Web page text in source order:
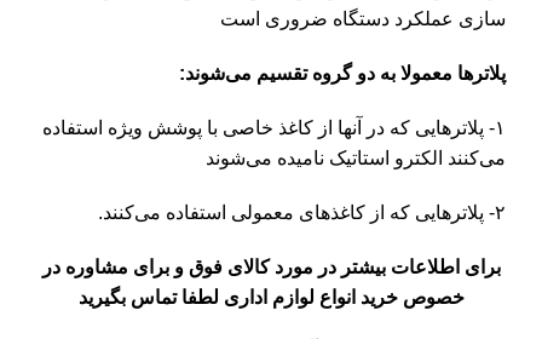
سازی عملکرد دستگاه ضروری است
پلاترها معمولا به دو گروه تقسیم می‌شوند:
۱- پلاترهایی که در آنها از کاغذ خاصی با پوشش ویژه استفاده
می‌کنند الکترو استاتیک نامیده می‌شوند
۲- پلاترهایی که از کاغذهای معمولی استفاده می‌کنند.
برای اطلاعات بیشتر در مورد کالای فوق و برای مشاوره در
خصوص خرید انواع لوازم اداری لطفا تماس بگیرید